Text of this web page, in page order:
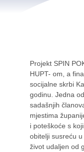
Katalog prava
Novosti
Kontakt
Projekt SPIN
HUPT- om, a
socijalne skrbi
godinu. Jedna
sadašnjih
mjestima
i poteškoće s
obitelji susreću
život udaljen od